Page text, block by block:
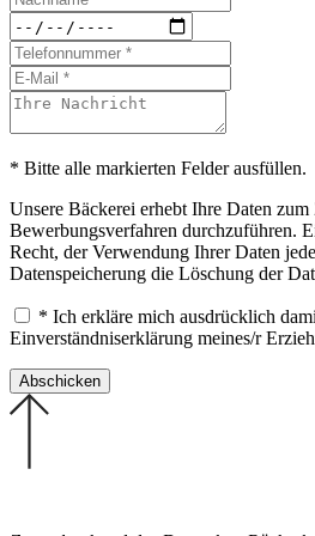
* Bitte alle markierten Felder ausfüllen.
Unsere Bäckerei erhebt Ihre Daten
Bewerbungsverfahren durchzuführen.
Recht, der Verwendung Ihrer Daten
Datenspeicherung die Löschung der
* Ich erkläre mich ausdrücklich
Einverständniserklärung meines/r